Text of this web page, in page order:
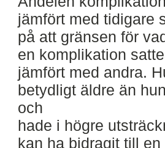
jämfört med tidigare
på att gränsen för
en komplikation
jämfört med andra.
betydligt äldre än
och
hade i högre
kan ha bidragit till